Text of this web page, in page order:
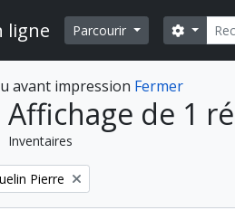
ligne Parcourir Search
avant impression Fermer
Affichage de 1
Inventaires
filter:
Pierre